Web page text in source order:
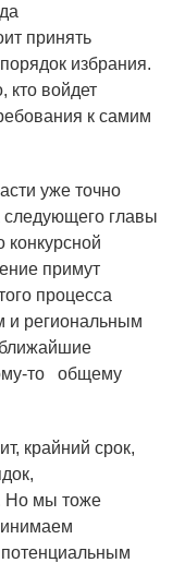
принять
избрания.
кто войдет
к самим
уже точно
следующего главы
конкурсной
примут
процесса
и региональным
ближайшие
то общему
крайний срок,
Но мы тоже